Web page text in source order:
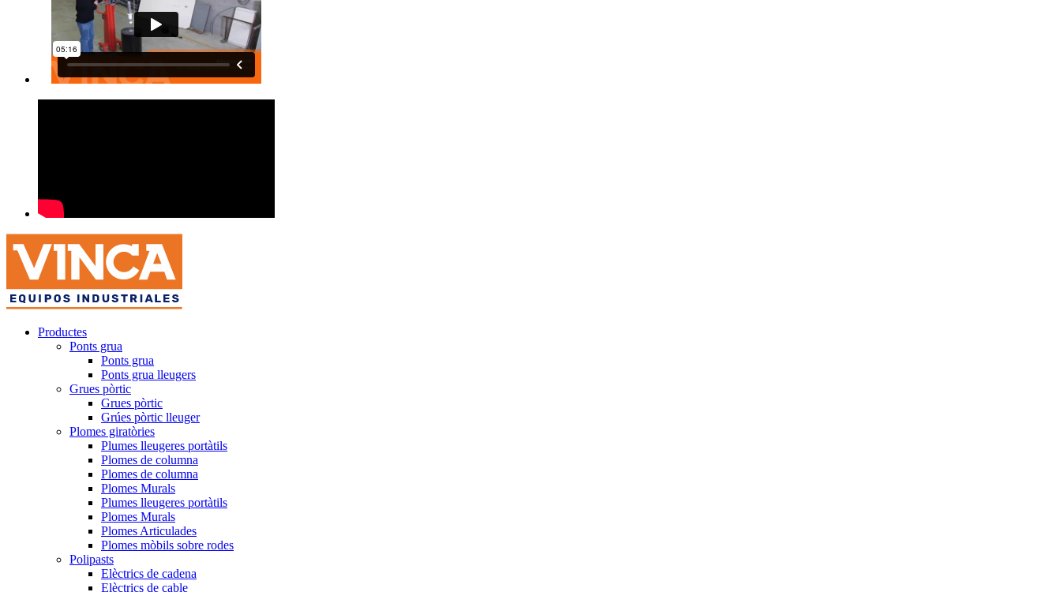
Productes
Ponts grua
Ponts grua
Ponts grua lleugers
Grues pòrtic
Grues pòrtic
Grúes pòrtic lleuger
Plomes giratòries
Plumes lleugeres portàtils
Plomes de columna
Plomes de columna
Plomes Murals
Plumes lleugeres portàtils
Plomes Murals
Plomes Articulades
Plomes mòbils sobre rodes
Polipasts
Elèctrics de cadena
Elèctrics de cable